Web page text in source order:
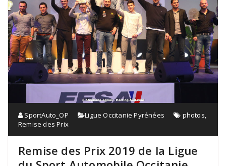
SportAuto_OP Ligue Occitanie Pyrénées photos,
Remise des Prix
Remise des Prix 2019 de la Ligue